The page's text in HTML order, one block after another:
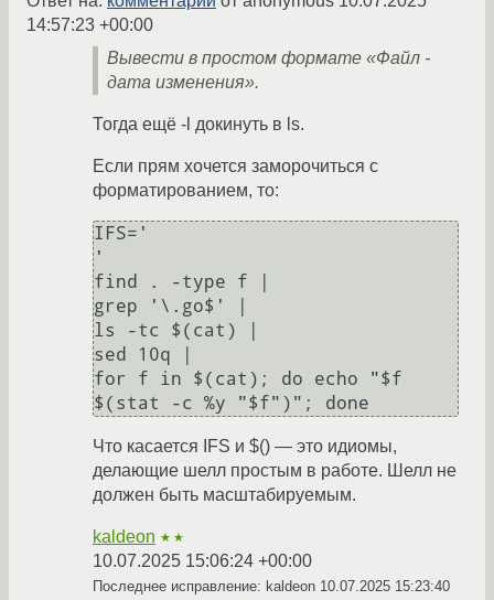
14:57:23 +00:00
Вывести в простом формате «Файл -
дата изменения».
Тогда ещё -l докинуть в ls.
Если прям хочется заморочиться с
форматированием, то:
IFS='
'
find . -type f |
grep '\.go$' |
ls -tc $(cat) |
sed 10q |
for f in $(cat); do echo "$f
Что касается IFS и $() — это идиомы,
делающие шелл простым в работе. Шелл не
должен быть масштабируемым.
kaldeon ★★
10.07.2025 15:06:24 +00:00
Последнее исправление: kaldeon 10.07.2025 15:23:40